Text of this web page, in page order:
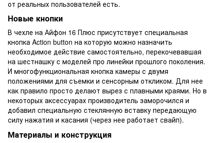
от реальных пользователей есть.
Новые кнопки
В чехле на Айфон 16 Плюс присутствует специальная
кнопка Action button на которую можно назначить
необходимое действие самостоятельно, перекочевавшая
на шестнашку с моделей про линейки прошлого поколения.
И многофункциональная кнопка камеры с двумя
положениями для съемки и сенсорным откликом. Для нее
как правило просто делают вырез с плавными краями. Но в
некоторых аксессуарах производитель заморочился и
добавил специальную стеклянную вставку передающую
силу нажатия и касания (через нее работает свайп).
Материалы и конструкция